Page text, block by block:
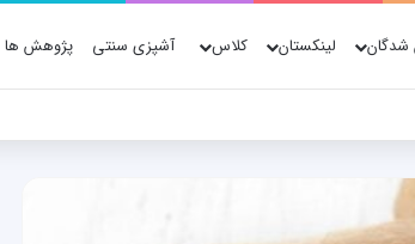
شدگان لینکستان کلاس آشپزی سنتی پژوهش ها